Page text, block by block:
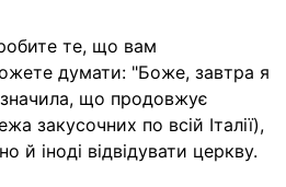
те, що вам
думати: "Боже, завтра я
що продовжує
закусочних по всій Італії),
й іноді відвідувати церкву.